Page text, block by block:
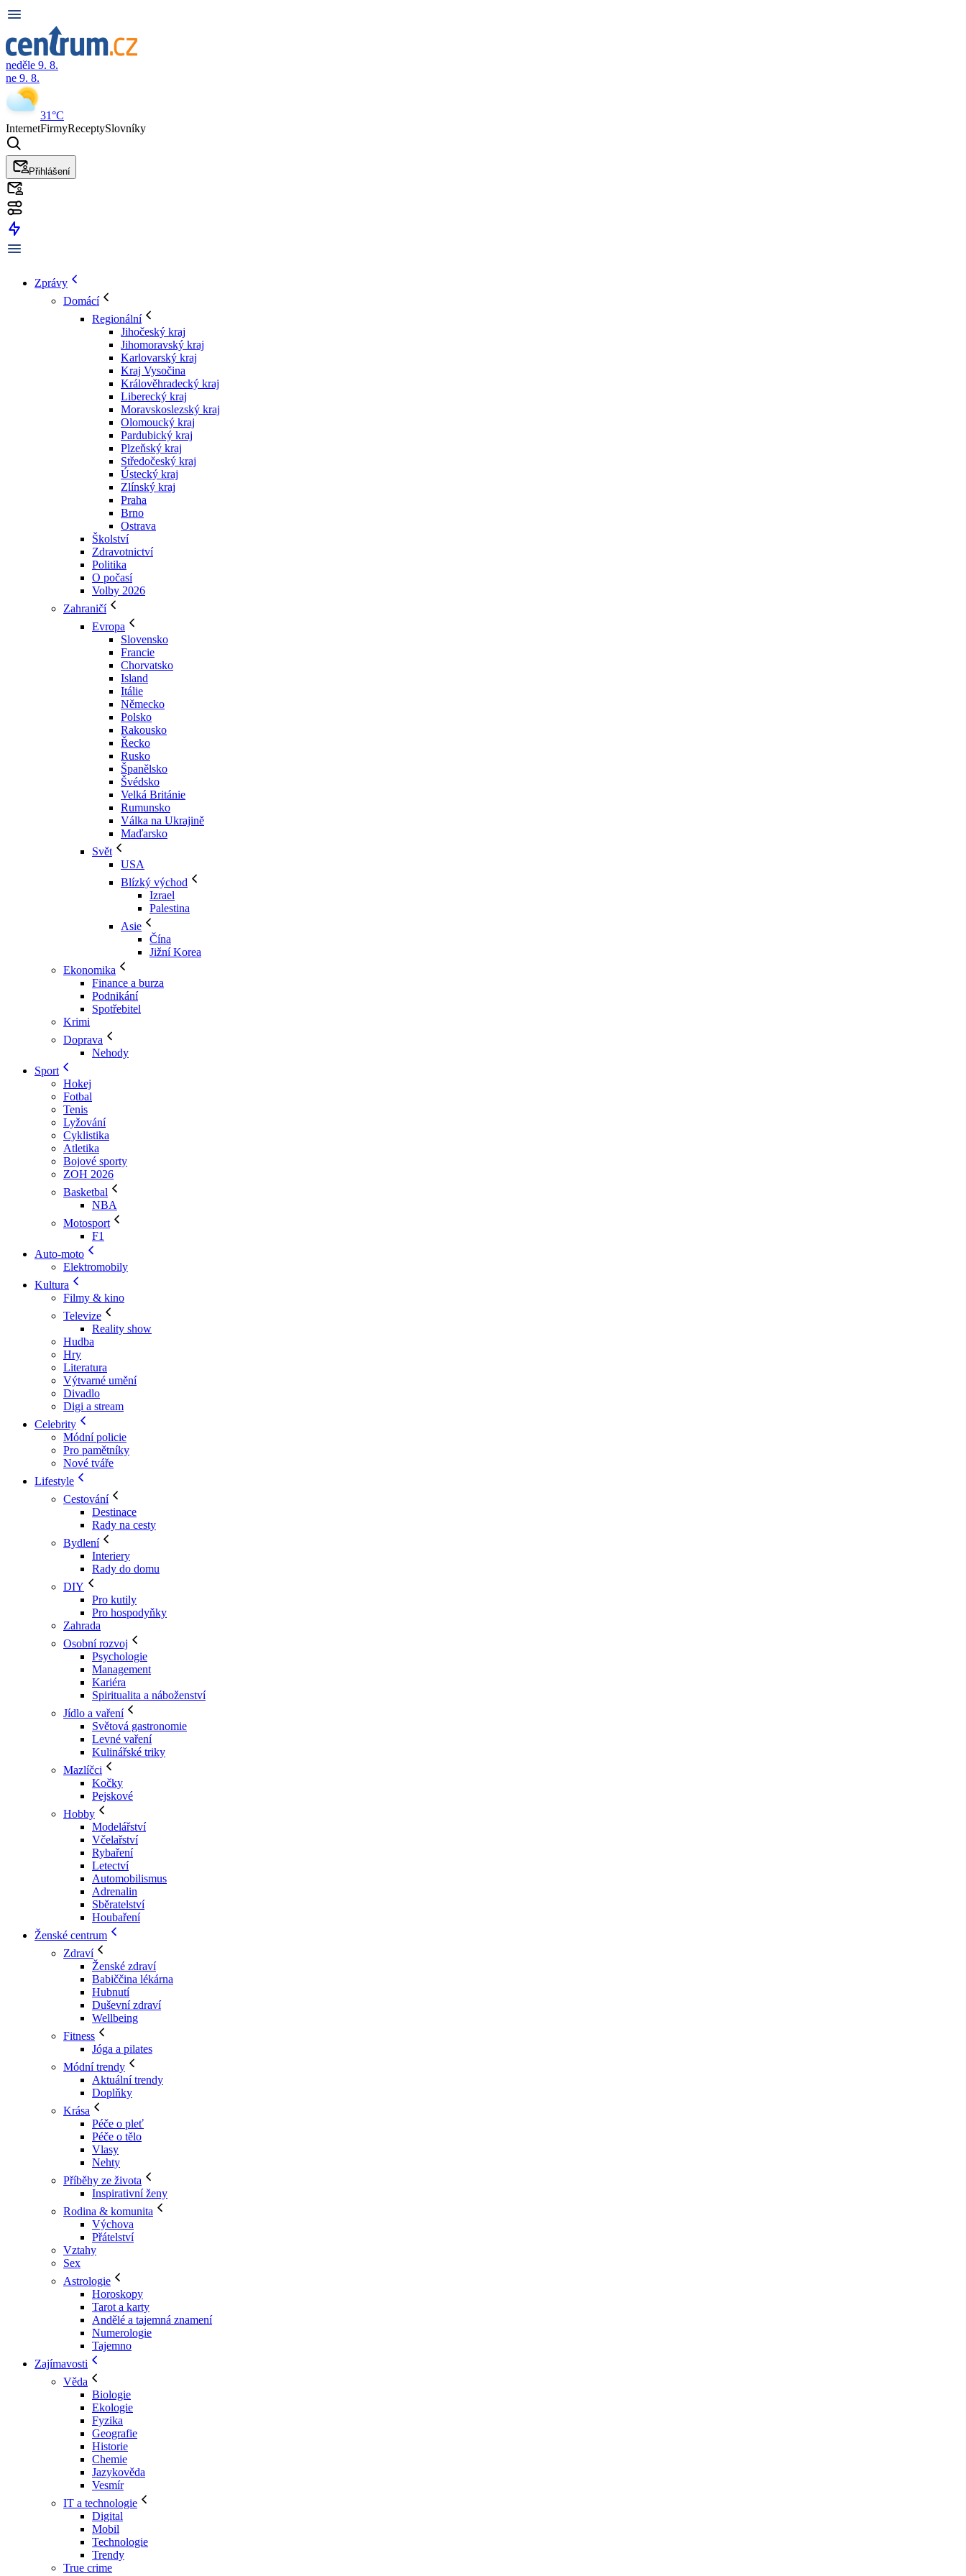
neděle 9. 8.
ne 9. 8.
31°C
InternetFirmyReceptySlovníky
Přihlášení
Zprávy
Domácí
Regionální
Jihočeský kraj
Jihomoravský kraj
Karlovarský kraj
Kraj Vysočina
Králověhradecký kraj
Liberecký kraj
Moravskoslezský kraj
Olomoucký kraj
Pardubický kraj
Plzeňský kraj
Středočeský kraj
Ústecký kraj
Zlínský kraj
Praha
Brno
Ostrava
Školství
Zdravotnictví
Politika
O počasí
Volby 2026
Zahraničí
Evropa
Slovensko
Francie
Chorvatsko
Island
Itálie
Německo
Polsko
Rakousko
Řecko
Rusko
Španělsko
Švédsko
Velká Británie
Rumunsko
Válka na Ukrajině
Maďarsko
Svět
USA
Blízký východ
Izrael
Palestina
Asie
Čína
Jižní Korea
Ekonomika
Finance a burza
Podnikání
Spotřebitel
Krimi
Doprava
Nehody
Sport
Hokej
Fotbal
Tenis
Lyžování
Cyklistika
Atletika
Bojové sporty
ZOH 2026
Basketbal
NBA
Motosport
F1
Auto-moto
Elektromobily
Kultura
Filmy & kino
Televize
Reality show
Hudba
Hry
Literatura
Výtvarné umění
Divadlo
Digi a stream
Celebrity
Módní policie
Pro pamětníky
Nové tváře
Lifestyle
Cestování
Destinace
Rady na cesty
Bydlení
Interiery
Rady do domu
DIY
Pro kutily
Pro hospodyňky
Zahrada
Osobní rozvoj
Psychologie
Management
Kariéra
Spiritualita a náboženství
Jídlo a vaření
Světová gastronomie
Levné vaření
Kulinářské triky
Mazlíčci
Kočky
Pejskové
Hobby
Modelářství
Včelařství
Rybaření
Letectví
Automobilismus
Adrenalin
Sběratelství
Houbaření
Ženské centrum
Zdraví
Ženské zdraví
Babiččina lékárna
Hubnutí
Duševní zdraví
Wellbeing
Fitness
Jóga a pilates
Módní trendy
Aktuální trendy
Doplňky
Krása
Péče o pleť
Péče o tělo
Vlasy
Nehty
Příběhy ze života
Inspirativní ženy
Rodina & komunita
Výchova
Přátelství
Vztahy
Sex
Astrologie
Horoskopy
Tarot a karty
Andělé a tajemná znamení
Numerologie
Tajemno
Zajímavosti
Věda
Biologie
Ekologie
Fyzika
Geografie
Historie
Chemie
Jazykověda
Vesmír
IT a technologie
Digital
Mobil
Technologie
Trendy
True crime